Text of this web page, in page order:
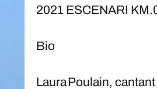
2021 ESCENARI
Bio
Laura Poulain,